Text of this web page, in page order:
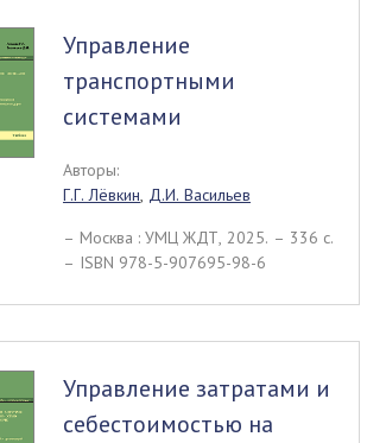
Управление
транспортными
системами
Авторы:
Г.Г. Лёвкин, Д.И. Васильев
– Москва : УМЦ ЖДТ, 2025. – 336 c.
– ISBN 978-5-907695-98-6
Управление затратами и
себестоимостью на